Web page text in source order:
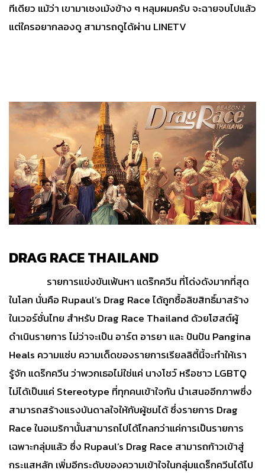
ทีเดียว แม้ว่า เขามาเชงเม้งข้าง ๆ หลุมผมครับ จะฉายจบไปแล้ว
แต่ใครอยากลองดู สามารถดูได้ผ่าน LINETV
DRAG RACE THAILAND
รายการแข่งขันเฟ้นหา แดร๊กควีน ที่โด่งดังมากที่สุด
ในโลก นั่นคือ Rupaul’s Drag Race ได้ถูกซื้อลิขสิทธิ์มาสร้าง
ในเวอร์ชั่นไทย สำหรับ Drag Race Thailand ด้วยโฮสต์ผู้
ดำเนินรายการ ไม่ว่าจะเป็น อาร์ต อารยา และ ปันปัน Pangina
Heals ความแซ่บ ความเด็ดของรายการเรียลลิตี้นี้จะทำให้เรา
รู้จัก แดร๊กควีน ว่าพวกเธอไม่ใช่แค่ นางโชว์ หรือชาว LGBTQ
ไม่ได้เป็นแค่ Stereotype ที่ทุกคนเข้าใจกัน นำเสนออีกภาพซึ่ง
สามารถสร้างแรงบันดาลใจให้กับผู้ชมได้ ซึ่งรายการ Drag
Race ในอเมริกานั้นสามารถไปได้ไกลกว่าแค่การเป็นรายการ
เฉพาะกลุ่มแล้ว ซึ่ง Rupaul’s Drag Race สามารถก้าวเข้าสู่
กระแสหลัก เพิ่มอีกระดับของความเข้าใจในกลุ่มแดร็กควีนได้ไป